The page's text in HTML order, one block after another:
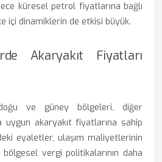
küresel petrol fiyatlarına bağlı
içi dinamiklerin de etkisi büyük.
Akaryakıt Fiyatları
ve güney bölgeleri, diğer
uygun akaryakıt fiyatlarına sahip
eyaletler, ulaşım maliyetlerinin
vergi politikalarının daha